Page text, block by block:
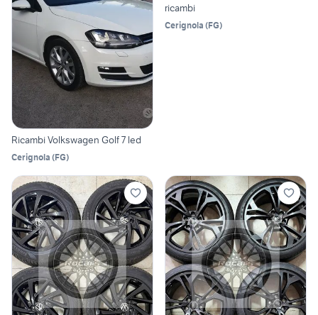
Ricambi Volkswagen Golf 7 led
Cerignola (FG)
ricambi
Cerignola (FG)